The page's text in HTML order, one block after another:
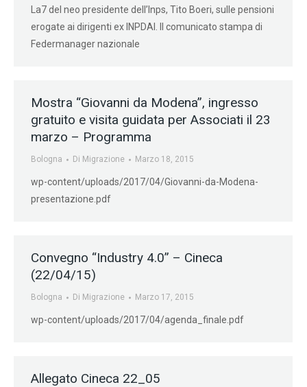
La7 del neo presidente dell’Inps, Tito Boeri, sulle pensioni
erogate ai dirigenti ex INPDAI. Il comunicato stampa di
Federmanager nazionale
Mostra “Giovanni da Modena”, ingresso
gratuito e visita guidata per Associati il 23
marzo – Programma
Bologna Di Migrazione Marzo 18, 2015
wp-content/uploads/2017/04/Giovanni-da-Modena-
presentazione.pdf
Convegno “Industry 4.0” – Cineca
(22/04/15)
Bologna Di Migrazione Marzo 17, 2015
wp-content/uploads/2017/04/agenda_finale.pdf
Allegato Cineca 22_05